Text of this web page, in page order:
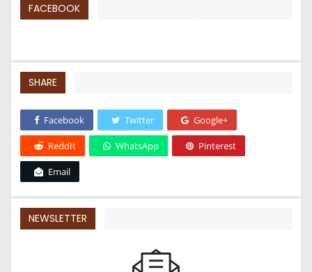
FACEBOOK
SHARE
Facebook Twitter Google+
ReddIt WhatsApp Pinterest
Email
NEWSLETTER